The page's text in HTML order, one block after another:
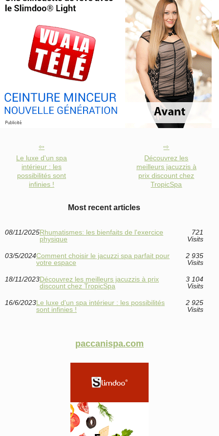
Le luxe d'un spa
intérieur : les
possibilités sont
infinies !
Découvrez les
meilleurs jacuzzis à
prix discount chez
TropicSpa
Most recent articles
08/11/2025Rhumatismes: les bienfaits de l'exercice
physique
721
Visits
03/5/2024Comment choisir le jacuzzi spa parfait pour
votre espace
2 935
Visits
18/11/2023Découvrez les meilleurs jacuzzis à prix
discount chez TropicSpa
3 104
Visits
16/6/2023Le luxe d'un spa intérieur : les possibilités
sont infinies !
2 925
Visits
paccanispa.com